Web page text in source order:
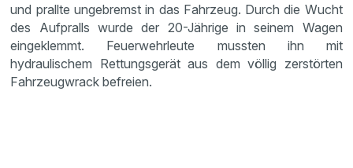
und prallte ungebremst in das Fahrzeug. Durch die Wucht
des Aufpralls wurde der 20-Jährige in seinem Wagen
eingeklemmt. Feuerwehrleute mussten ihn mit
hydraulischem Rettungsgerät aus dem völlig zerstörten
Fahrzeugwrack befreien.